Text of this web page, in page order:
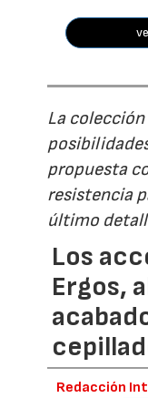
La
propuesta
resistencia
último
Los
Ergos,
Redacción